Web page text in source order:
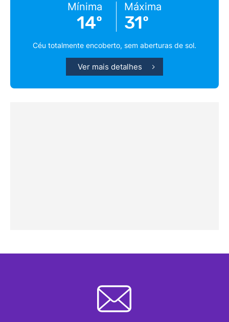
Mínima
14º
Máxima
31º
Céu totalmente encoberto, sem aberturas de sol.
Ver mais detalhes